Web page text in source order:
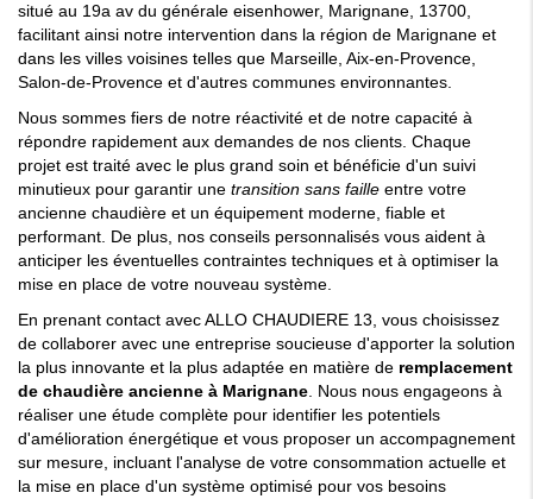
situé au 19a av du générale eisenhower, Marignane, 13700,
facilitant ainsi notre intervention dans la région de Marignane et
dans les villes voisines telles que Marseille, Aix-en-Provence,
Salon-de-Provence et d'autres communes environnantes.
Nous sommes fiers de notre réactivité et de notre capacité à
répondre rapidement aux demandes de nos clients. Chaque
projet est traité avec le plus grand soin et bénéficie d'un suivi
minutieux pour garantir une transition sans faille entre votre
ancienne chaudière et un équipement moderne, fiable et
performant. De plus, nos conseils personnalisés vous aident à
anticiper les éventuelles contraintes techniques et à optimiser la
mise en place de votre nouveau système.
En prenant contact avec ALLO CHAUDIERE 13, vous choisissez
de collaborer avec une entreprise soucieuse d'apporter la solution
la plus innovante et la plus adaptée en matière de remplacement
de chaudière ancienne à Marignane. Nous nous engageons à
réaliser une étude complète pour identifier les potentiels
d'amélioration énergétique et vous proposer un accompagnement
sur mesure, incluant l'analyse de votre consommation actuelle et
la mise en place d'un système optimisé pour vos besoins